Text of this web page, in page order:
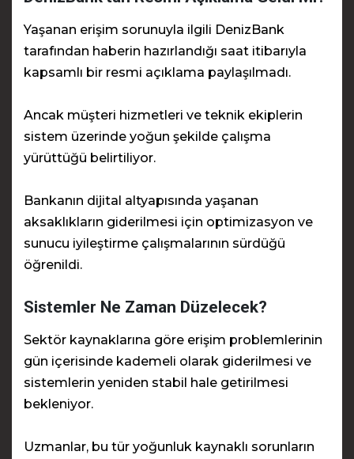
Yaşanan erişim sorunuyla ilgili DenizBank
tarafından haberin hazırlandığı saat itibarıyla
kapsamlı bir resmi açıklama paylaşılmadı.
Ancak müşteri hizmetleri ve teknik ekiplerin
sistem üzerinde yoğun şekilde çalışma
yürüttüğü belirtiliyor.
Bankanın dijital altyapısında yaşanan
aksaklıkların giderilmesi için optimizasyon ve
sunucu iyileştirme çalışmalarının sürdüğü
öğrenildi.
Sistemler Ne Zaman Düzelecek?
Sektör kaynaklarına göre erişim problemlerinin
gün içerisinde kademeli olarak giderilmesi ve
sistemlerin yeniden stabil hale getirilmesi
bekleniyor.
Uzmanlar, bu tür yoğunluk kaynaklı sorunların